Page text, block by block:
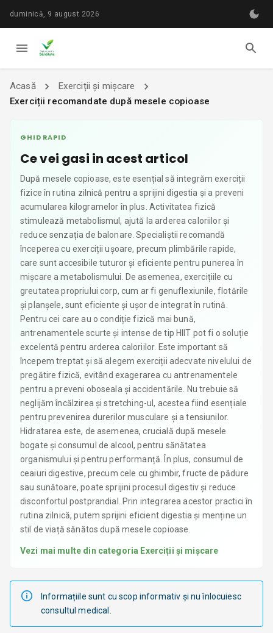
duminică, 9 august 2026
Acasă
Exerciții și mișcare
Exerciții recomandate după mesele copioase
GHID RAPID
Ce vei gasi in acest articol
După mesele copioase, este esențial să integrăm exerciții
fizice în rutina zilnică pentru a sprijini digestia și a preveni
acumularea kilogramelor în plus. Activitatea fizică
stimulează metabolismul, ajută la arderea caloriilor și
reduce senzația de balonare. Specialiștii recomandă
începerea cu exerciții ușoare, precum plimbările rapide,
care sunt accesibile tuturor și eficiente pentru punerea în
mișcare a metabolismului. De asemenea, exercițiile cu
greutatea propriului corp, cum ar fi genuflexiunile, flotările
și planșele, sunt eficiente și ușor de integrat în rutină.
Pentru cei care au o condiție fizică mai bună,
antrenamentele scurte și intense de tip HIIT pot fi o soluție
excelentă pentru arderea caloriilor. Este important să
începem treptat și să alegem exerciții adecvate nivelului de
pregătire fizică, evitând exagerarea cu antrenamentele
pentru a preveni oboseala și accidentările. Nu trebuie să
neglijăm încălzirea și stretching-ul, acestea fiind esențiale
pentru prevenirea durerilor musculare și a tensiunilor.
Hidratarea este, de asemenea, crucială după mesele
bogate și consumul de alcool, pentru sănătatea
organismului și pentru performanță. În plus, consumul de
ceaiuri digestive, precum cele cu ghimbir, fructe de pădure
sau sunătoare, poate sprijini procesul digestiv și reduce
disconfortul postprandial. Prin integrarea acestor practici în
rutina zilnică, putem sprijini eficient digestia și menține un
stil de viață sănătos după mesele copioase.
Vezi mai multe din categoria Exerciții și mișcare
Informațiile sunt cu scop informativ și nu înlocuiesc
consultul medical.